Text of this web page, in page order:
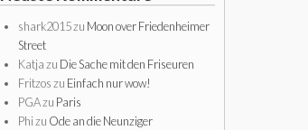
shark2015zu Moon over Friedenheimer
Street
Katjazu Die Sache mit den Friseuren
Fritzoszu Einfach nur wow!
PGAzu Paris
Phizu Ode an die Neunziger